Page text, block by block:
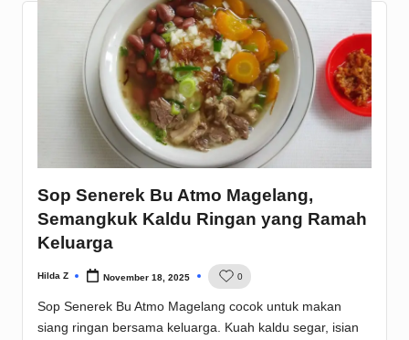
Sop Senerek Bu Atmo Magelang,
Semangkuk Kaldu Ringan yang Ramah
Keluarga
Posted
Hilda Z November 18, 2025 0
Sop Senerek Bu Atmo Magelang cocok untuk makan
siang ringan bersama keluarga. Kuah kaldu segar, isian